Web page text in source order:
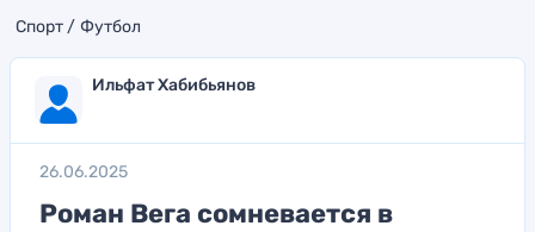
Спорт Футбол
Ильфат Хабибьянов
26.06.2025
Роман Вега сомневается в